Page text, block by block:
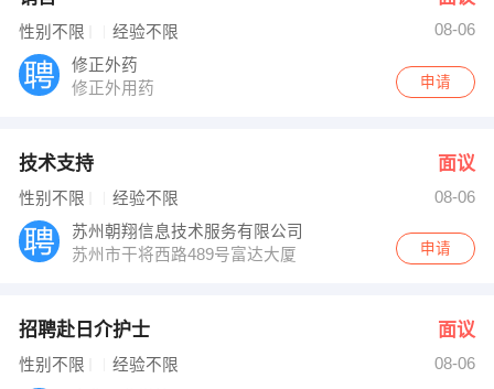
性别不限 经验不限
08-06
修正外药
修正外用药
申请
技术支持 面议
性别不限 经验不限
08-06
苏州朝翔信息技术服务有限公司
苏州市干将西路489号富达大厦
申请
招聘赴日介护士 面议
性别不限 经验不限
08-06